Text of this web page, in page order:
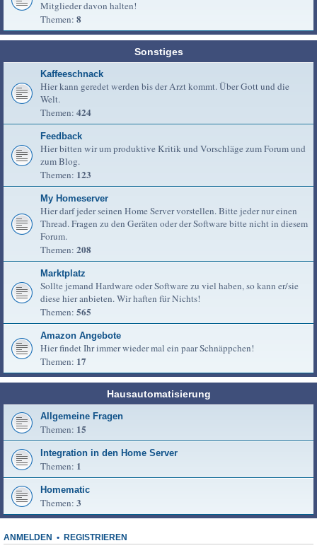
Mitglieder davon halten!
Themen: 8
Sonstiges
Kaffeeschnack
Hier kann geredet werden bis der Arzt kommt. Über Gott und die
Welt.
Themen: 424
Feedback
Hier bitten wir um produktive Kritik und Vorschläge zum Forum und
zum Blog.
Themen: 123
My Homeserver
Hier darf jeder seinen Home Server vorstellen. Bitte jeder nur einen
Thread. Fragen zu den Geräten oder der Software bitte nicht in diesem
Forum.
Themen: 208
Marktplatz
Sollte jemand Hardware oder Software zu viel haben, so kann er/sie
diese hier anbieten. Wir haften für Nichts!
Themen: 565
Amazon Angebote
Hier findet Ihr immer wieder mal ein paar Schnäppchen!
Themen: 17
Hausautomatisierung
Allgemeine Fragen
Themen: 15
Integration in den Home Server
Themen: 1
Homematic
Themen: 3
ANMELDEN • REGISTRIEREN